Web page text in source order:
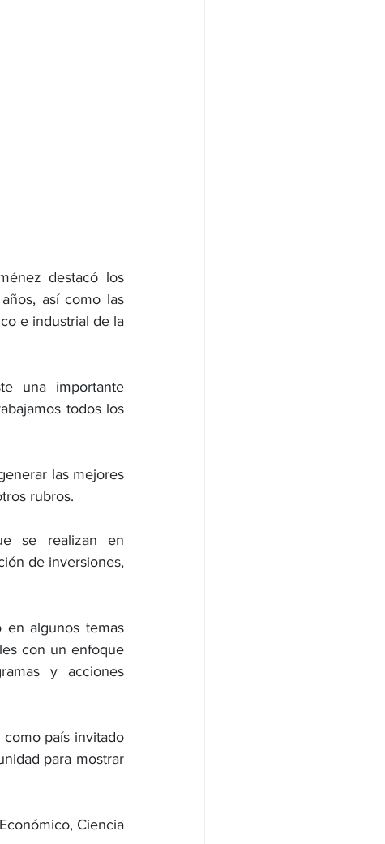
destacó los
así como las
e industrial de la
una importante
todos los
las mejores
rubros.
se realizan en
de inversiones,
en algunos temas
con un enfoque
y acciones
país invitado
para mostrar
Ciencia